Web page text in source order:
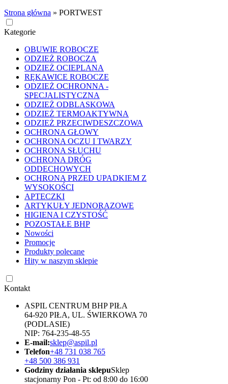
Strona główna » PORTWEST
Kategorie
OBUWIE ROBOCZE
ODZIEŻ ROBOCZA
ODZIEŻ OCIEPLANA
RĘKAWICE ROBOCZE
ODZIEŻ OCHRONNA -
SPECJALISTYCZNA
ODZIEŻ ODBLASKOWA
ODZIEŻ TERMOAKTYWNA
ODZIEŻ PRZECIWDESZCZOWA
OCHRONA GŁOWY
OCHRONA OCZU I TWARZY
OCHRONA SŁUCHU
OCHRONA DRÓG
ODDECHOWYCH
OCHRONA PRZED UPADKIEM Z
WYSOKOŚCI
APTECZKI
ARTYKUŁY JEDNORAZOWE
HIGIENA I CZYSTOŚĆ
POZOSTAŁE BHP
Nowości
Promocje
Produkty polecane
Hity w naszym sklepie
Kontakt
ASPIL CENTRUM BHP PIŁA
64-920 PIŁA, UL. ŚWIERKOWA 70
(PODLASIE)
NIP: 764-235-48-55
E-mail:sklep@aspil.pl
Telefon+48 731 038 765
+48 500 386 931
Godziny działania sklepuSklep
stacjonarny Pon - Pt: od 8:00 do 16:00